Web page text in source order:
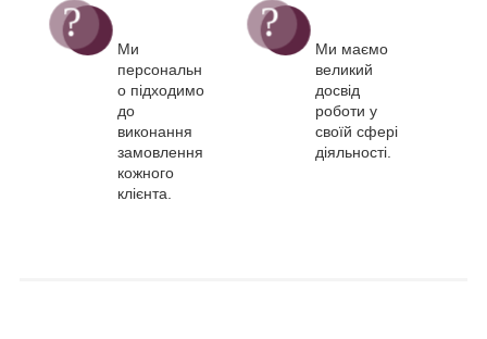
Ми
персональн
о підходимо
до
виконання
замовлення
кожного
клієнта.
Ми маємо
великий
досвід
роботи у
своїй сфері
діяльності.